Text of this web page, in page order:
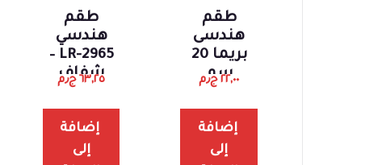
طقم
هندسى
بريما 20
سم
٢٢,٠٠ ج٫م
إضافة
إلى
طقم
هندسي
LR-2965 –
شفاف
احمر
٦٣,٢٥ ج٫م
إضافة
إلى